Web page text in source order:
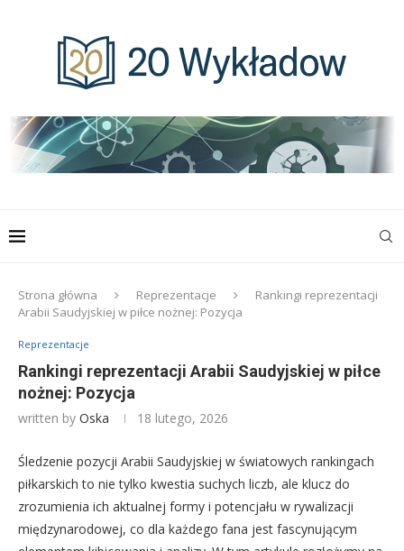
Strona główna Reprezentacje
Rankingi reprezentacji
Arabii Saudyjskiej w piłce nożnej: Pozycja
Reprezentacje
Rankingi reprezentacji Arabii Saudyjskiej w piłce
nożnej: Pozycja
written by Oska 18 lutego, 2026
Śledzenie pozycji Arabii Saudyjskiej w światowych rankingach
piłkarskich to nie tylko kwestia suchych liczb, ale klucz do
zrozumienia ich aktualnej formy i potencjału w rywalizacji
międzynarodowej, co dla każdego fana jest fascynującym